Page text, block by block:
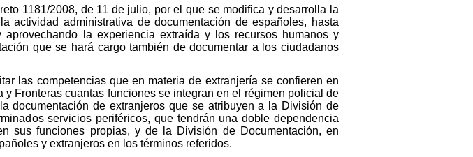
1181/2008, de 11 de julio, por el que se modifica y desarrolla la
actividad administrativa de documentación de españoles, hasta
la experiencia extraída y los recursos humanos y
que se hará cargo también de documentar a los ciudadanos
las competencias que en materia de extranjería se confieren en
Fronteras cuantas funciones se integran en el régimen policial de
documentación de extranjeros que se atribuyen a la División de
servicios periféricos, que tendrán una doble dependencia
sus funciones propias, y de la División de Documentación, en
y extranjeros en los términos referidos.